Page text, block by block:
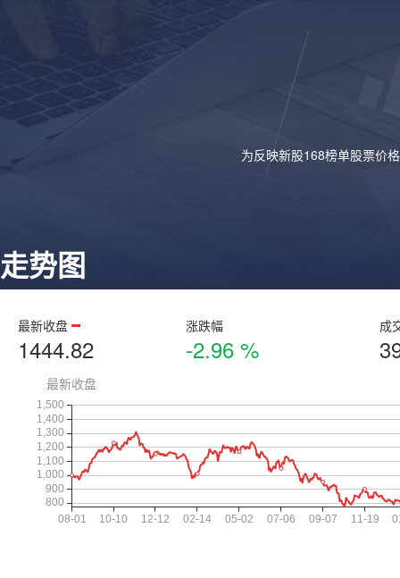
为反映新股168榜单股票价
走势图
最新收盘
1444.82
涨跌幅
-2.96 %
成